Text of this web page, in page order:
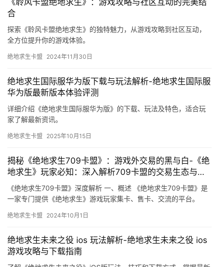
绝地求生卡盟
绝地求生更新公告时间最新-绝地求生何时更新最新版本
何新版本内容。
绝地求生卡盟 2025年3月10日
合
全方位提升你的游戏体验。
绝地求生卡盟 2024年11月30日
华为版最新版本体验评测
家了解最新资讯。
绝地求生卡盟 2025年10月15日